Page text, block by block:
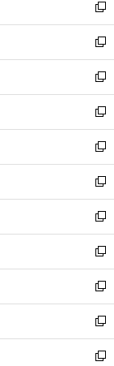
で
開
く
ド
ウ
で
開
く
新
し
い
ウ
ィ
ン
ド
ウ
で
開
く
新
し
い
ウ
ィ
ン
ド
ウ
で
開
く
新
し
い
ウ
ィ
ン
ド
ウ
で
開
く
新
し
い
ウ
ィ
ン
ド
ウ
で
開
く
新
し
い
ウ
ィ
ン
ド
ウ
で
開
く
新
し
い
ウ
ィ
ン
ド
ウ
で
開
く
新
し
い
ウ
ィ
ン
ド
ウ
で
新
し
い
ウ
ィ
ン
ド
新
し
い
ウ
ィ
新
し
い
新